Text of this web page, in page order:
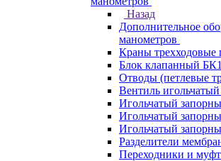
Назад
Дополнительное
манометров
Краны трехходовые
Блок клапанный БК1
Отводы (петлевые
Вентиль
Игольчатый
Игольчатый
Игольчатый
Разделители
Переходники и